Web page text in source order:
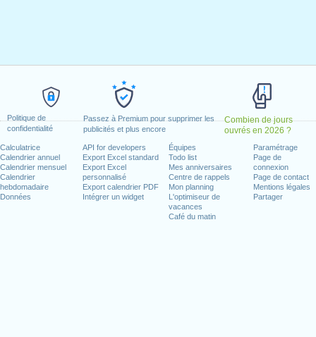
Politique de
confidentialité
Passez à Premium pour supprimer les
publicités et plus encore
Combien de jours
ouvrés en 2026 ?
Calculatrice
Calendrier annuel
Calendrier mensuel
Calendrier
hebdomadaire
Données
API for developers
Export Excel standard
Export Excel
personnalisé
Export calendrier PDF
Intégrer un widget
Équipes
Todo list
Mes anniversaires
Centre de rappels
Mon planning
L'optimiseur de
vacances
Café du matin
Paramétrage
Page de
connexion
Page de contact
Mentions légales
Partager
juin 18, 2021
: lundi, juillet 5, 2021
2021
2021
2021
décembre 24, 2021
: vendredi, décembre 31, 2021